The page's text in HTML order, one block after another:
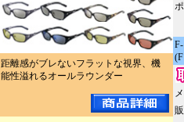
距離感がブレないフラットな視界、機
能性溢れるオールラウンダー